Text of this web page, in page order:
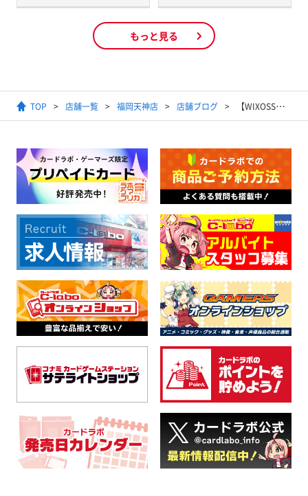
もっと見る
TOP 店舗一覧 福岡天神店 店舗ブログ 【WIXOSS】珍しいLRPや売り切れていたカードが多数入荷！大人気にじさんじカードも！！